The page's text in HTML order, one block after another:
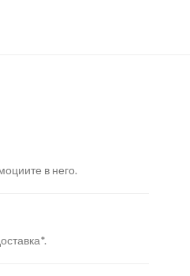
в него.